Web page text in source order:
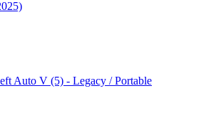
Auto V (5) - Legacy / Portable